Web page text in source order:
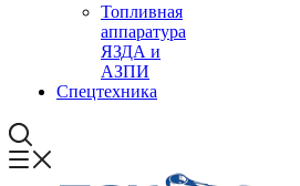
Топливная
аппаратура
ЯЗДА и
АЗПИ
Спецтехника